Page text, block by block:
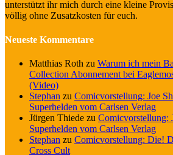
unterstützt ihr mich durch eine kleine
völlig ohne Zusatzkosten für euch.
Neueste Kommentare
Matthias Roth zu Warum ich mein
Collection Abonnement bei
(Video)
Stephan zu Comicvorstellung: Joe
Superhelden vom Carlsen Verlag
Jürgen Thiede zu Comicvorstellung:
Superhelden vom Carlsen Verlag
Stephan zu Comicvorstellung: Die!
Cross Cult